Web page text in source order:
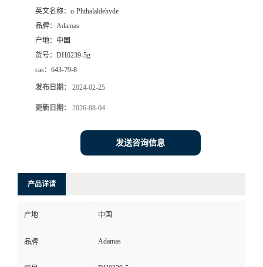
英文名称： o-Phthalaldehyde
品牌： Adamas
产地： 中国
货号： DH0239-5g
cas： 643-79-8
发布日期： 2024-02-25
更新日期： 2026-08-04
发送咨询信息
产品详请
产地 中国
品牌 Adamas